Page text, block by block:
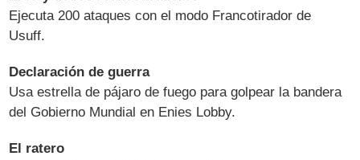
Ejecuta 200 ataques con el modo Francotirador de
Usuff.
Declaración de guerra
Usa estrella de pájaro de fuego para golpear la bandera
del Gobierno Mundial en Enies Lobby.
El ratero